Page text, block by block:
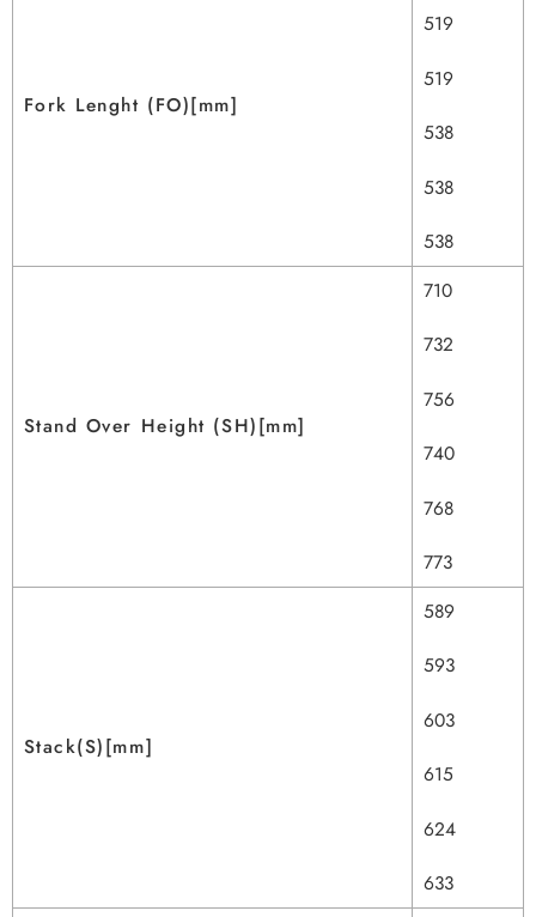
Fork Lenght (FO)[mm]
519
519
538
538
538
Stand Over Height (SH)[mm]
710
732
756
740
768
773
Stack(S)[mm]
589
593
603
615
624
633